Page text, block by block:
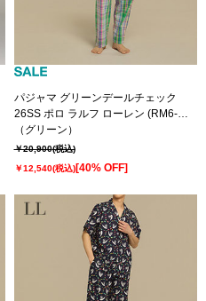
パジャマ グリーンデールチェック
26SS ポロ ラルフ ローレン (RM6-
D002）
（グリーン）
￥20,900(税込)
￥12,540(税込)[40% OFF]